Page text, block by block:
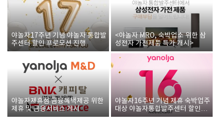
야놀자17주년 기념 야놀자 통합발
주센터 할인 프로모션 진행
<야놀자 MRO, 숙박업소 위한 삼
성전자 가전제품 특가 개시>
야놀자제휴점 금융혜택제공 위한
제휴 및 금융서비스 게시
야놀자16주년 기념 제휴 숙박업주
대상 야놀자통합발주센터 할인쿠
폰 증정